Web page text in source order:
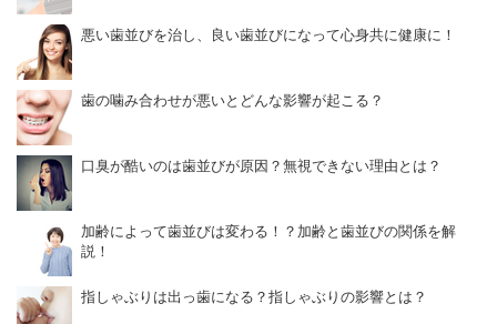
悪い歯並びを治し、良い歯並びになって心身共に健康に！
歯の噛み合わせが悪いとどんな影響が起こる？
口臭が酷いのは歯並びが原因？無視できない理由とは？
加齢によって歯並びは変わる！？加齢と歯並びの関係を解
説！
指しゃぶりは出っ歯になる？指しゃぶりの影響とは？